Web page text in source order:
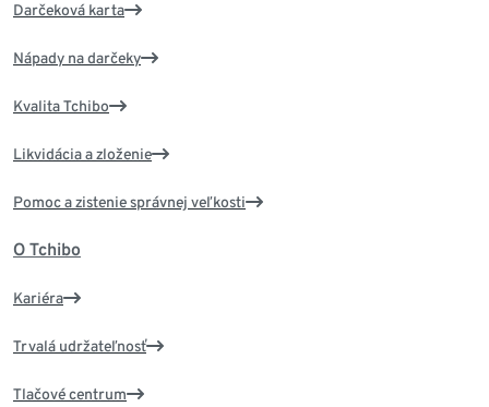
Darčeková karta
Nápady na darčeky
Kvalita Tchibo
Likvidácia a zloženie
Pomoc a zistenie správnej veľkosti
O Tchibo
Kariéra
Trvalá udržateľnosť
Tlačové centrum